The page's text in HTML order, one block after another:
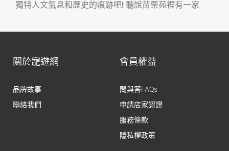
獨特人文氣息和歷史的痕跡吧! 聽說苗栗苑裡有一家
關於寵遊網
品牌故事
聯絡我們
會員權益
問與答FAQs
申請店家認證
服務條款
隱私權政策